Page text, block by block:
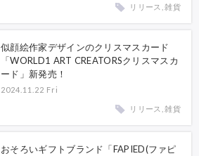
リリース, 雑貨
似顔絵作家デザインのクリスマスカード
「WORLD1 ART CREATORSクリスマスカ
ード」新発売！
2024.11.22 Fri
リリース, 雑貨
おそろいギフトブランド「FAPIED(ファピ